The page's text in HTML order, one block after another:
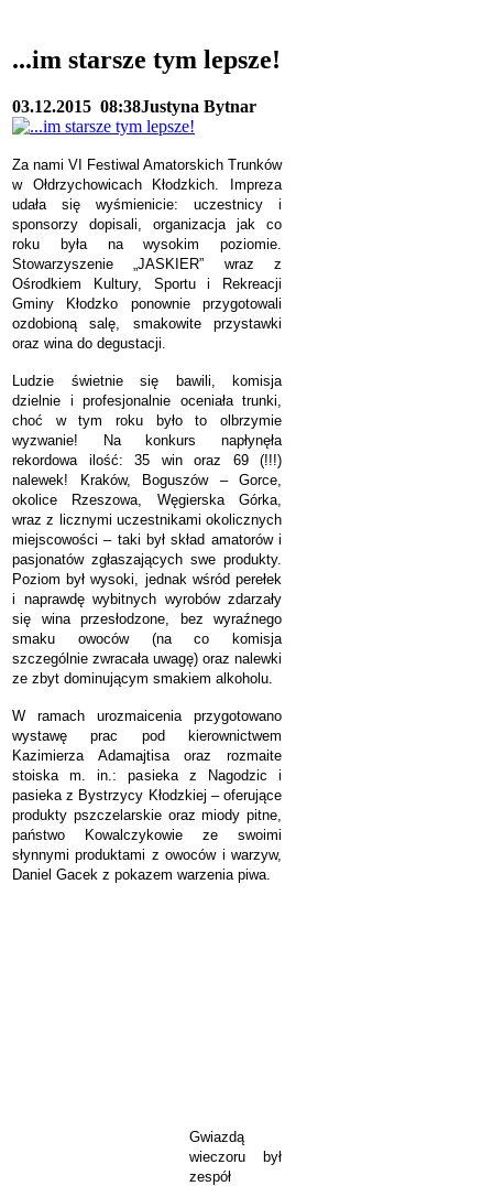
...im starsze tym lepsze!
03.12.2015 08:38Justyna Bytnar
Za nami VI Festiwal Amatorskich Trunków
w Ołdrzychowicach Kłodzkich. Impreza
udała się wyśmienicie: uczestnicy i
sponsorzy dopisali, organizacja jak co
roku była na wysokim poziomie.
Stowarzyszenie „JASKIER” wraz z
Ośrodkiem Kultury, Sportu i Rekreacji
Gminy Kłodzko ponownie przygotowali
ozdobioną salę, smakowite przystawki
oraz wina do degustacji.
Ludzie świetnie się bawili, komisja
dzielnie i profesjonalnie oceniała trunki,
choć w tym roku było to olbrzymie
wyzwanie! Na konkurs napłynęła
rekordowa ilość: 35 win oraz 69 (!!!)
nalewek! Kraków, Boguszów – Gorce,
okolice Rzeszowa, Węgierska Górka,
wraz z licznymi uczestnikami okolicznych
miejscowości – taki był skład amatorów i
pasjonatów zgłaszających swe produkty.
Poziom był wysoki, jednak wśród perełek
i naprawdę wybitnych wyrobów zdarzały
się wina przesłodzone, bez wyraźnego
smaku owoców (na co komisja
szczególnie zwracała uwagę) oraz nalewki
ze zbyt dominującym smakiem alkoholu.
W ramach urozmaicenia przygotowano
wystawę prac pod kierownictwem
Kazimierza Adamajtisa oraz rozmaite
stoiska m. in.: pasieka z Nagodzic i
pasieka z Bystrzycy Kłodzkiej – oferujące
produkty pszczelarskie oraz miody pitne,
państwo Kowalczykowie ze swoimi
słynnymi produktami z owoców i warzyw,
Daniel Gacek z pokazem warzenia piwa.
Gwiazdą
wieczoru był
zespół